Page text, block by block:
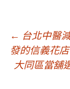
文
章
← 台北中醫
發的信義花店
大同區當舖